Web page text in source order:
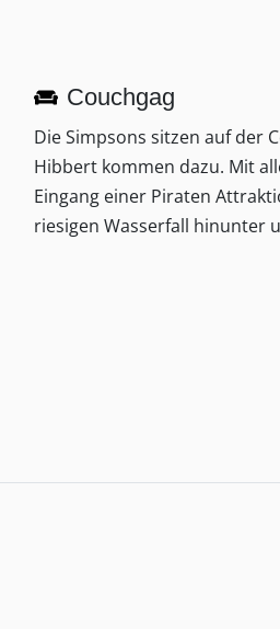
Couchgag
Die Simpsons sitzen auf der
Hibbert kommen dazu. Mit
Eingang einer Piraten
riesigen Wasserfall hinunter